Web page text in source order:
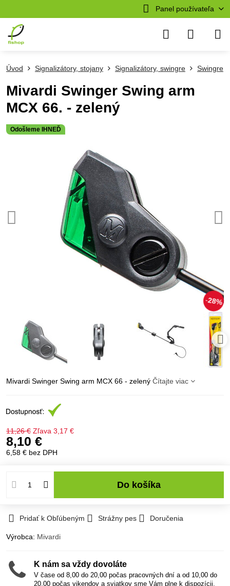
Panel používateľa
Odošleme IHNEĎ
28%
Úvod Signalizátory, stojany Signalizátory, swingre Swingre
Mivardi Swinger Swing arm
MCX 66. - zelený
Mivardi Swinger Swing arm MCX 66 - zelený Čítajte viac
11,26 € Zľava 3,17 €
8,10 €
6,58 € bez DPH
Do košíka
Pridať k Obľúbeným Strážny pes Doručenia
Výrobca: Mivardi
K nám sa vždy dovoláte
V čase od 8,00 do 20,00 počas pracovných dní a od 10,00 do
20,00 počas vikendov a sviatkov sme Vám plne k dispozícii.